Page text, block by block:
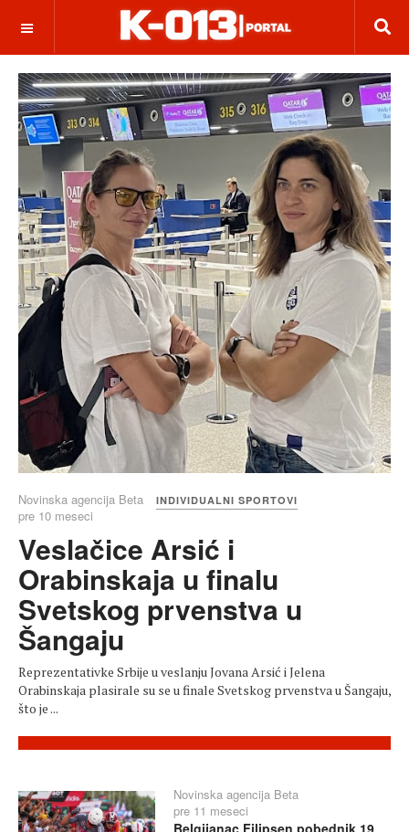
OFF CANVAS
Novinska agencija Beta INDIVIDUALNI SPORTOVI
pre 10 meseci
Veslačice Arsić i
Orabinskaja u finalu
Svetskog prvenstva u
Šangaju
Reprezentativke Srbije u veslanju Jovana Arsić i Jelena
Orabinskaja plasirale su se u finale Svetskog prvenstva u Šangaju,
što je ...
Novinska agencija Beta
pre 11 meseci
Belgijanac Filipsen pobednik 19.